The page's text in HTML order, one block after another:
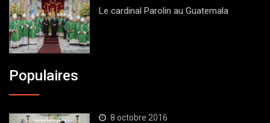
Le cardinal Parolin au Guatemala
Populaires
8 octobre 2016